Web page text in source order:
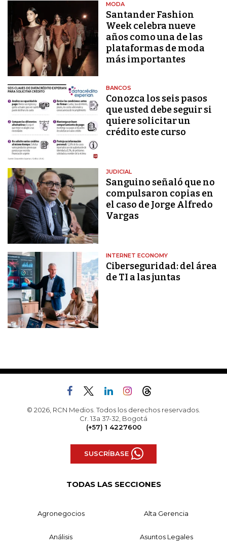
MODA
Santander Fashion
Week celebra nueve
años como una de las
plataformas de moda
más importantes
BANCOS
Conozca los seis pasos
que usted debe seguir si
quiere solicitar un
crédito este curso
JUDICIAL
Sanguino señaló que no
compulsaron copias en
el caso de Jorge Alfredo
Vargas
INTERNET ECONOMY
Ciberseguridad: del área
de TI a las juntas
© 2026, RCN Medios. Todos los derechos reservados.
Cr. 13a 37-32, Bogotá
(+57) 1 4227600
SUSCRÍBASE
TODAS LAS SECCIONES
Agronegocios Alta Gerencia
Análisis Asuntos Legales